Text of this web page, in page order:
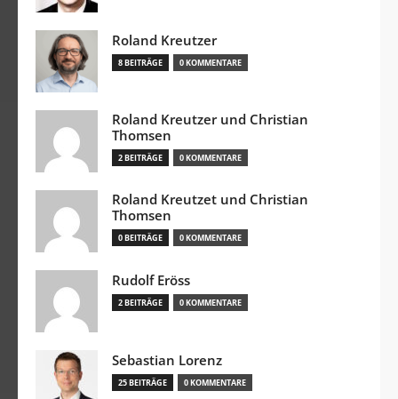
Roland Kreutzer
8 BEITRÄGE 0 KOMMENTARE
Roland Kreutzer und Christian
Thomsen
2 BEITRÄGE 0 KOMMENTARE
Roland Kreutzet und Christian
Thomsen
0 BEITRÄGE 0 KOMMENTARE
Rudolf Eröss
2 BEITRÄGE 0 KOMMENTARE
Sebastian Lorenz
25 BEITRÄGE 0 KOMMENTARE